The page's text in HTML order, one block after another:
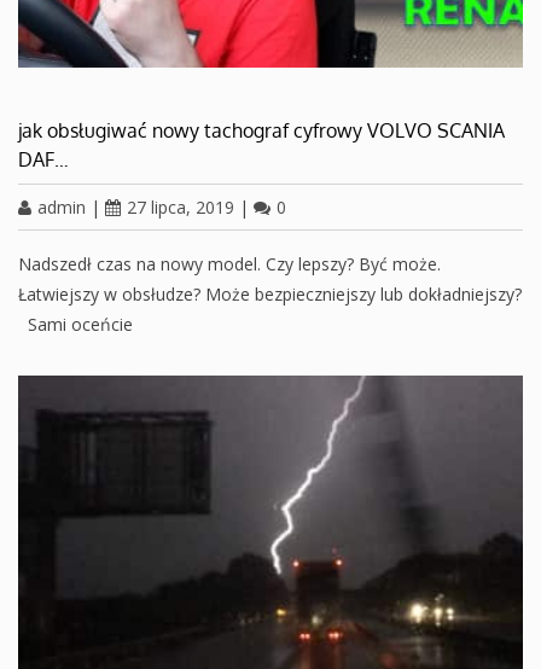
jak obsługiwać nowy tachograf cyfrowy VOLVO SCANIA
DAF…
admin | 27 lipca, 2019 | 0
Nadszedł czas na nowy model. Czy lepszy? Być może.
Łatwiejszy w obsłudze? Może bezpieczniejszy lub dokładniejszy?
Sami oceńcie